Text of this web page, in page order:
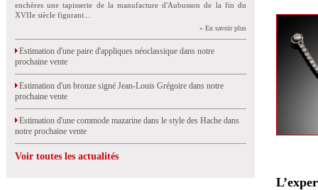
enchères une tapisserie de la manufacture d'Aubusson de la fin du
XVIIe siècle figurant...
» En savoir plus
Estimation d'une paire d'appliques néoclassique dans notre
prochaine vente
Estimation d'un bronze signé Jean-Louis Grégoire dans notre
prochaine vente
Estimation d'une commode mazarine dans le style des Hache dans
notre prochaine vente
Voir toutes les actualités